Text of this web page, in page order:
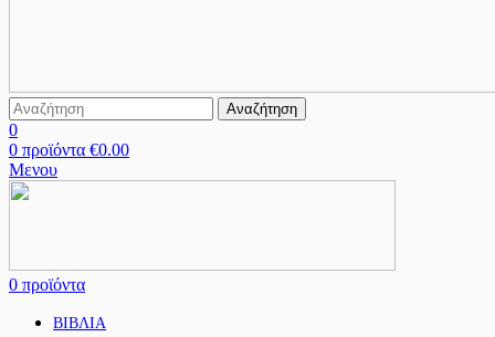
Αναζήτηση
0
0 προϊόντα €0.00
Μενου
0 προϊόντα
ΒΙΒΛΙΑ